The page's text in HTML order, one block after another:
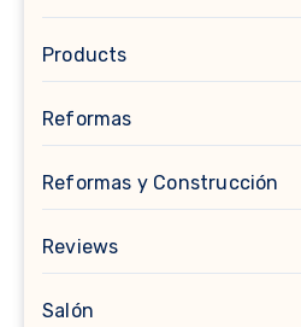
Products
Reformas
Reformas y Construcción
Reviews
Salón